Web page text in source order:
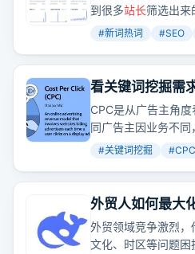
到很多站长筛选出来
页就把这些词的趋
势，是不是就能在内
呢？
#新词热词 #SEO
看关键词挖掘需
参考价值？
CPC是从广告主角
同广告主因业务不同
网站卖流量的我们
因主要靠广告变现
个关键词都要看看谁
家，CPC就没参考意
#关键词挖掘 #CPC
外贸人如何最大
价值？
外贸领域竞争激烈，
文化、时区等问题